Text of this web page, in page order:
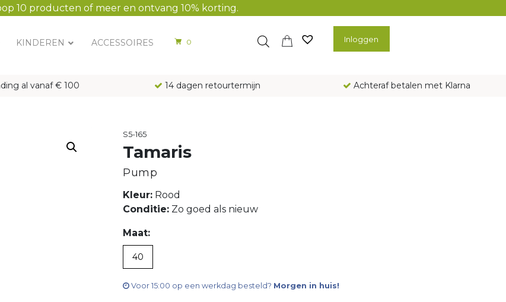
10 producten of meer en ontvang 10% korting.
KINDEREN ACCESSOIRES 0 Inloggen
al vanaf € 100 14 dagen retourtermijn Achteraf betalen met Klarna
S5-165
Tamaris
Pump
Kleur: Rood
Conditie: Zo goed als nieuw
Maat:
40
Voor 15:00 op een werkdag besteld? Morgen in huis!